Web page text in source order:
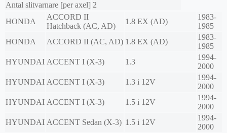
Antal slitvarnare [per axel] 2
HONDA
ACCORD II
Hatchback (AC, AD)
1.8 EX (AD)
1983-
1985
HONDA
ACCORD II (AC, AD) 1.8 EX (AD)
1983-
1985
HYUNDAI ACCENT I (X-3) 1.3
1994-
2000
HYUNDAI ACCENT I (X-3) 1.3 i 12V
1994-
2000
HYUNDAI ACCENT I (X-3) 1.5 i 12V
1994-
2000
HYUNDAI ACCENT Sedan (X-3) 1.5 i 12V
1994-
2000